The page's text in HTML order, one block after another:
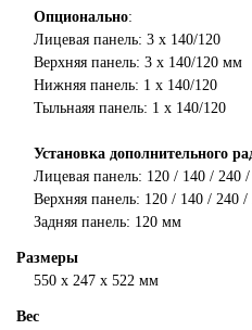
Опционально:
Лицевая панель: 3 x 140/120
Верхняя панель: 3 x 140/120 мм
Нижняя панель: 1 х 140/120
Тыльнаяя панель: 1 x 140/120
Установка дополнительного
Лицевая панель: 120 / 140 / 240
Верхняя панель: 120 / 140 / 240
Задняя панель: 120 мм
Размеры
550 x 247 x 522 мм
Вес